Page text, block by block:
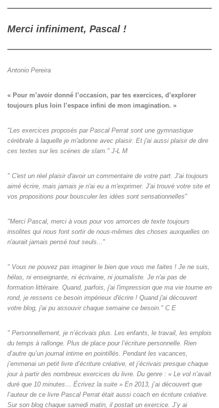
Merci infiniment, Pascal !
Antonio Pereira
« Pour m’avoir donné l’occasion, par tes exercices, d’explorer
toujours plus loin l’espace infini de mon imagination. »
"Les exercices proposés par Pascal Perrat sont une gymnastique
cérébrale à laquelle je m'adonne avec plaisir. Et j'ai aussi plaisir de dire
ces textes sur les scènes de slam." J-L M
" C'est un réel plaisir d'avoir un commentaire de votre part. J'ai toujours
aimé écrire, mais jamais je n'ai eu a m'exprimer. J'ai trouvé votre site et
vos propositions pour bousculer les idées sont sensationnelles"
"Merci Pascal, merci à vous pour vos amorces de texte toujours
insolites qui nous font sortir de nous-mêmes des choses auxquelles on
n'aurait jamais pensé tout seuls‌..."
" Vous ne pouvez pas imaginer le bien que vous me faites ! Je ne suis,
hélas, ni enseignante, ni écrivaine, ni journaliste. Je n'ai pas de
formation littéraire. Quand, parfois, j'ai l'impression que ma vie tourne en
rond, je ressens ce besoin impérieux d'écrire ! Quand j'ai découvert
votre blog, j'ai pu assouvir chaque semaine ce besoin." C E
" Personnellement, je n’écrivais plus. Les enfants, le travail, les emplois
du temps à rallonge. Plus de place pour l’écriture personnelle. Rien
d’autre qu’un journal intime en pointillés. Pendant les vacances,
j’emmenai un petit livre d’écriture créative, et j’écrivais presque chaque
jour à partir des nombreux exercices du livre. Du genre : « Le vol n’avait
duré que 10 minutes… Écrivez la suite » En 2013, j’ai découvert que
l’auteur de ce livre Pascal Perrat était aussi coach en écriture créative.
Sur son blog chaque samedi matin, il postait un exercice. J’y ai